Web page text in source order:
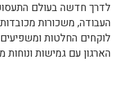
לדרך חדשה בעולם
העבודה, משכורות
לוקחים החלטות
הארגון עם גמישות ונוחות